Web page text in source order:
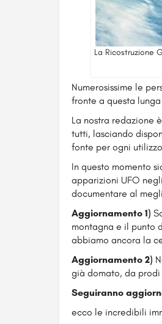
La Ricostruzione
Numerosissime le
fronte a questa
La nostra redazione
tutti, lasciando
fonte per ogni
In questo momento
apparizioni UFO
documentare al
Aggiornamento 1)
montagna e il punto
abbiamo ancora la
Aggiornamento 2)
già domato, da
Seguiranno
ecco le incredibili